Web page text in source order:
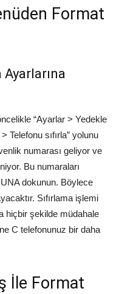
Format
“Ayarlar > Yedekle
Telefonu sıfırla” yolunu
numarası geliyor ve
Bu numaraları
dokunun. Böylece
Sıfırlama işlemi
hiçbir şekilde müdahale
C telefonunuz bir daha
İle Format